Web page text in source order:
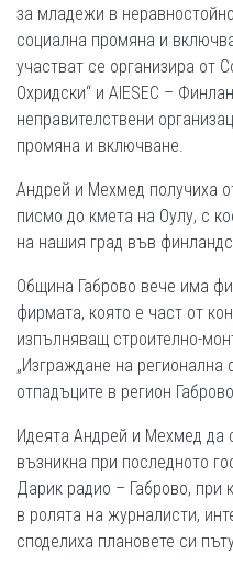
за младежи в
социална промяна и
участват се организира от
Охридски“ и АIESEC –
неправителствени
промяна и включване.
Андрей и Мехмед получиха
писмо до кмета на Оулу, с
на нашия град във
Община Габрово вече има
фирмата, която е част от
изпълняващ строително-
„Изграждане на регионална
отпадъците в регион
Идеята Андрей и Мехмед да
възникна при последното
Дарик радио – Габрово, при
в ролята на журналисти,
споделиха плановете си